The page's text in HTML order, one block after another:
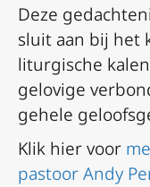
Deze
sluit aan bij het
liturgische
gelovige
gehele
Klik hier voor
pastoor Andy